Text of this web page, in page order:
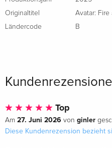
Originaltitel
Avatar: Fire
Ländercode
B
Top
Am 27. Juni 2026 von ginler
Diese Kundenrezension bezieht